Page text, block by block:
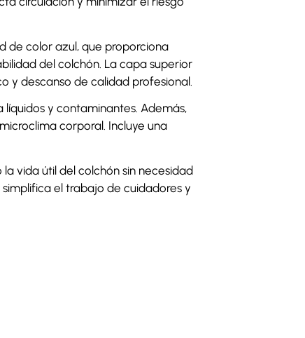
de color azul, que proporciona
del colchón. La capa superior
y descanso de calidad profesional.
y contaminantes. Además,
corporal. Incluye una
vida útil del colchón sin necesidad
el trabajo de cuidadores y